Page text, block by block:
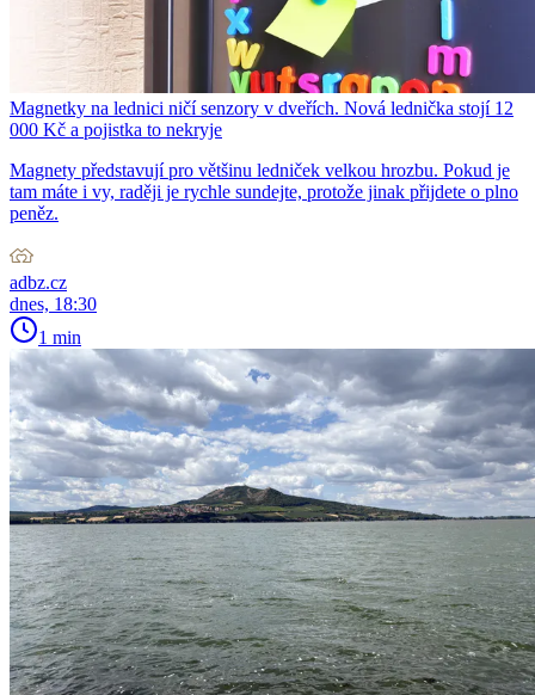
Magnetky na lednici ničí senzory v dveřích. Nová lednička stojí 12
000 Kč a pojistka to nekryje
Magnety představují pro většinu ledniček velkou hrozbu. Pokud je
tam máte i vy, raději je rychle sundejte, protože jinak přijdete o plno
peněz.
adbz.cz
dnes, 18:30
1 min